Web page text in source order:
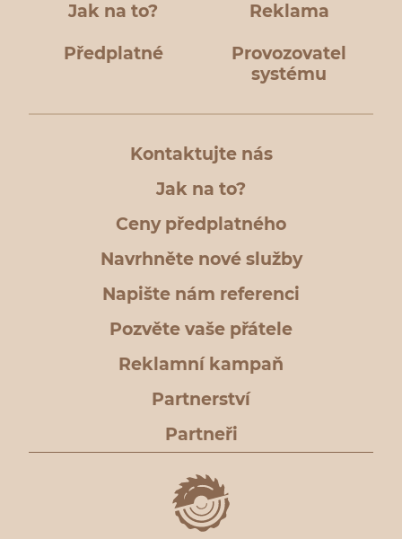
Jak na to? Reklama
Předplatné
Provozovatel
systému
Kontaktujte nás
Jak na to?
Ceny předplatného
Navrhněte nové služby
Napište nám referenci
Pozvěte vaše přátele
Reklamní kampaň
Partnerství
Partneři